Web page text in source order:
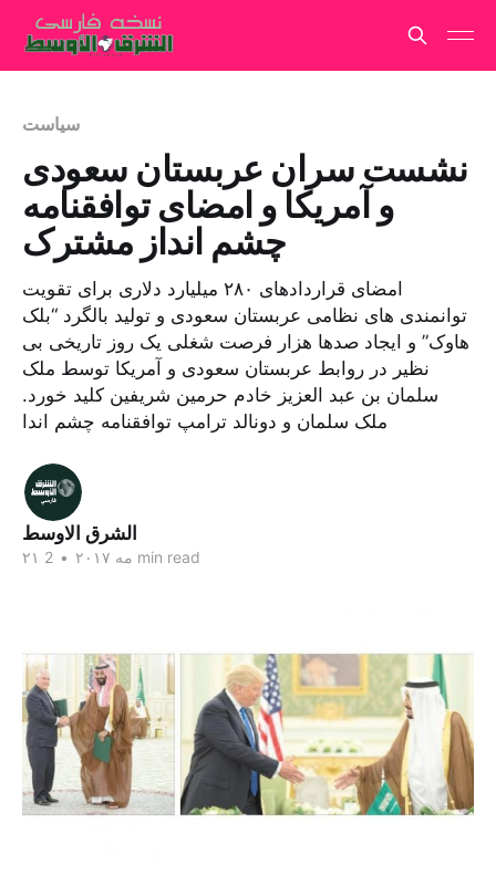
سیاست
نشست سران عربستان سعودی
و آمریکا و امضای توافقنامه
چشم انداز مشترک
امضای قراردادهای ۲۸۰ میلیارد دلاری برای تقویت
توانمندی های نظامی عربستان سعودی و تولید بالگرد “بلک
هاوک” و ایجاد صدها هزار فرصت شغلی یک روز تاریخی بی
نظیر در روابط عربستان سعودی و آمریکا توسط ملک
سلمان بن عبد العزیز خادم حرمین شریفین کلید خورد.
ملک سلمان و دونالد ترامپ توافقنامه چشم اندا
الشرق الاوسط
۲۱ مه ۲۰۱۷ • 2 min read